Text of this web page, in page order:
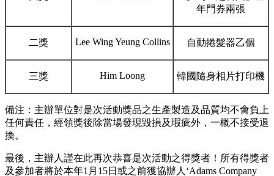
年門券兩張
二獎 Lee Wing Yeung Collins 自動捲髮器乙個
三獎 Him Loong 韓國隨身相片打印機
備注：主辦單位對是次活動獎品之生產製造及品質均不會負上
任何責任，經領獎後除當場發現毀損及瑕疵外，一概不接受退
換。
最後，主辦人謹在此再次恭喜是次活動之得獎者！所有得獎者
及參加者將於本年1月15日或之前獲協辦人‘Adams Company